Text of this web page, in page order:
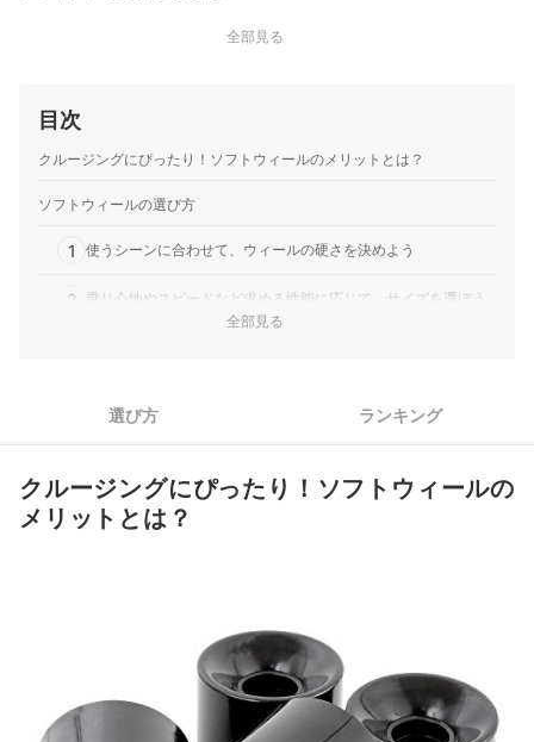
全部見る
目次
クルージングにぴったり！ソフトウィールのメリットとは？
ソフトウィールの選び方
1 使うシーンに合わせて、ウィールの硬さを決めよう
2 乗り心地やスピードなど求める性能に応じて、サイズを選ぼう
ソフトウィール全28商品おすすめ人気ランキング
スケボーの乗り心地を左右するベアリングもチェック
ソフトウィールの売れ筋ランキングもチェック！
全部見る
選び方 ランキング
クルージングにぴったり！ソフトウィールの
メリットとは？